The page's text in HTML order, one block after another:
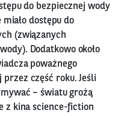
do bezpiecznej wody
dostępu do
(związanych
Dodatkowo około
poważnego
część roku. Jeśli
– światu grożą
z kina science-fiction